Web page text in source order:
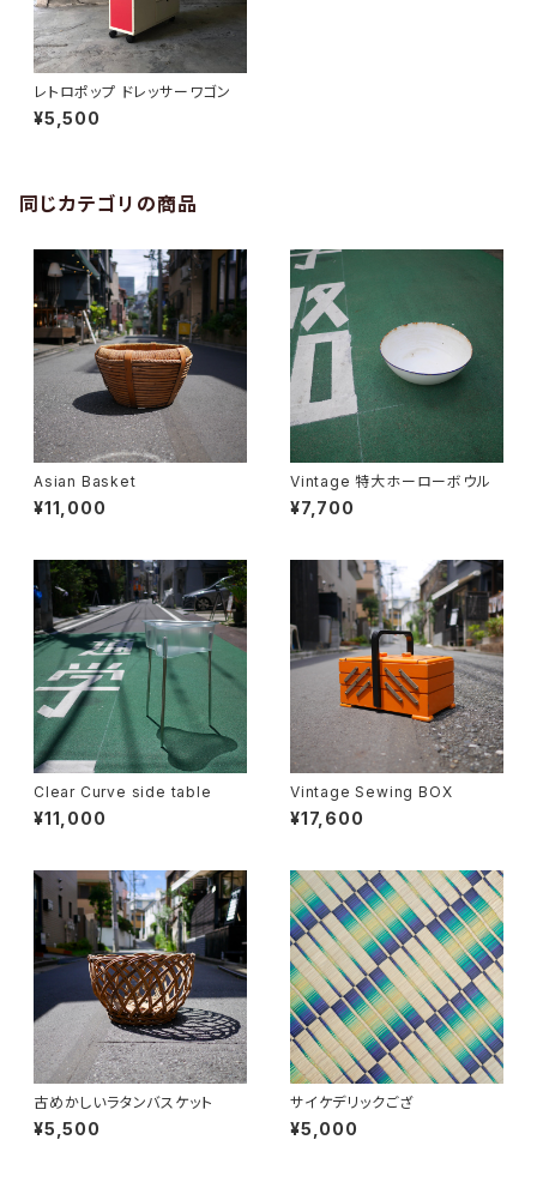
レトロポップ ドレッサーワゴン
¥5,500
同じカテゴリの商品
Asian Basket
¥11,000
Vintage 特大ホーローボウル
¥7,700
Clear Curve side table
¥11,000
Vintage Sewing BOX
¥17,600
古めかしいラタンバスケット
¥5,500
サイケデリックござ
¥5,000